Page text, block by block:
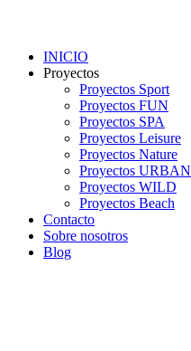
INICIO
Proyectos
Proyectos Sport
Proyectos FUN
Proyectos SPA
Proyectos Leisure
Proyectos Nature
Proyectos URBAN
Proyectos WILD
Proyectos Beach
Contacto
Sobre nosotros
Blog